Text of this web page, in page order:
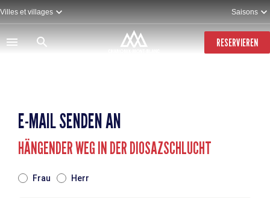
Direkt
zum
Inhalt
Villes et villages Saisons
RESERVIEREN
E-MAIL SENDEN AN
HÄNGENDER WEG IN DER DIOSAZSCHLUCHT
Frau Herr